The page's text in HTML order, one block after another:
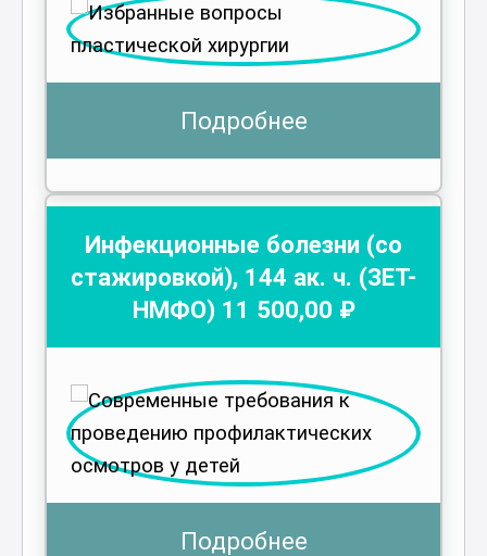
Подробнее
Инфекционные болезни (со
стажировкой), 144 ак. ч. (ЗЕТ-
НМФО) 11 500,00 ₽
Подробнее